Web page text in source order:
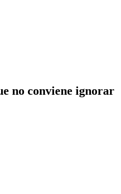
no conviene ignorar